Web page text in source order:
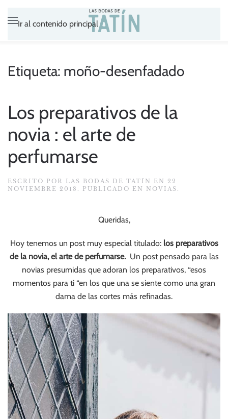
Ir al contenido principal
Etiqueta: moño-desenfadado
Los preparativos de la
novia : el arte de
perfumarse
ESCRITO POR LAS BODAS DE TATÍN EN 22
NOVIEMBRE 2018 . PUBLICADO EN NOVIAS .
Queridas,
Hoy tenemos un post muy especial titulado: los preparativos
de la novia, el arte de perfumarse.Un post pensado para las
novias presumidas que adoran los preparativos, “esos
momentos para ti “en los que una se siente como una gran
dama de las cortes más refinadas.